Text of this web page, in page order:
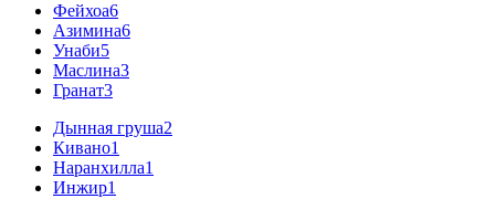
Фейхоа6
Азимина6
Унаби5
Маслина3
Гранат3
Дынная груша2
Кивано1
Наранхилла1
Инжир1